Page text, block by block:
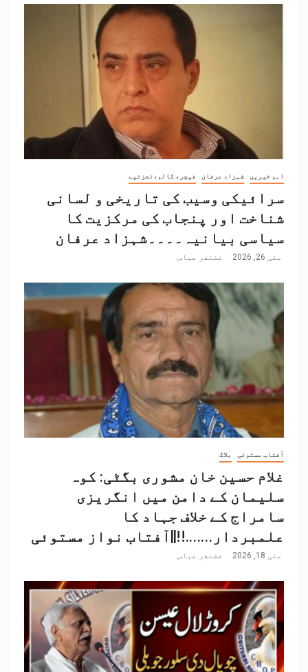
اہم خبریں شہزاد عرفان فیچر، کالم،تجزئیے
سرائیکی وسیب کی تاریخی و لسانی
شناخت اور پنجاب کی مرکزیت کا
سیاسی بیانیہ۔۔۔۔شہزاد عرفان
مئی 26, 2026 غضنفر عباس
آفتاب مستوئی بلاگ
غلام حسین خان مشوری بگٹی: کوہ
سلیمان کے دامن میں انگریزی
سامراج کے خلاف جہاد کا
علمبردار…….!!||آفتاب نواز مستوئی
مئی 18, 2026 غضنفر عباس